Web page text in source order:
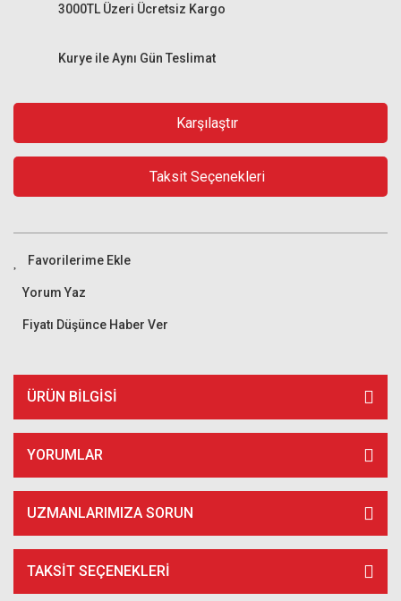
Kurye ile Aynı Gün Teslimat
3000TL Üzeri Ücretsiz Kargo
Karşılaştır
Taksit Seçenekleri
Yorum Yaz
Fiyatı Düşünce Haber Ver
ÜRÜN BILGISI
YORUMLAR
UZMANLARIMIZA SORUN
TAKSIT SEÇENEKLERI